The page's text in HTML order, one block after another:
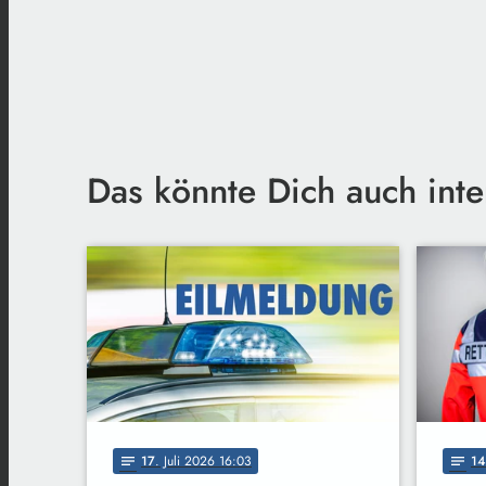
Das könnte Dich auch
notes 17. Juli 2026 16:03 notes 14